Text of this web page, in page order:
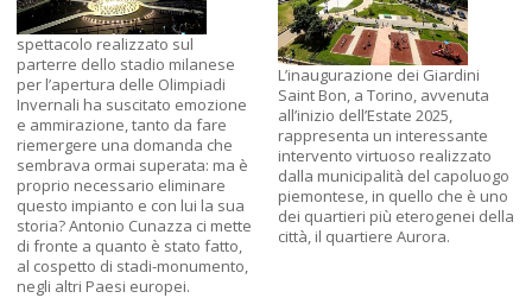
spettacolo realizzato sul
parterre dello stadio milanese
per l’apertura delle Olimpiadi
Invernali ha suscitato emozione
e ammirazione, tanto da fare
riemergere una domanda che
sembrava ormai superata: ma è
proprio necessario eliminare
questo impianto e con lui la sua
storia? Antonio Cunazza ci mette
di fronte a quanto è stato fatto,
al cospetto di stadi-monumento,
negli altri Paesi europei.
L’inaugurazione dei Giardini
Saint Bon, a Torino, avvenuta
all’inizio dell’Estate 2025,
rappresenta un interessante
intervento virtuoso realizzato
dalla municipalità del capoluogo
piemontese, in quello che è uno
dei quartieri più eterogenei della
città, il quartiere Aurora.